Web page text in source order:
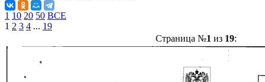
1 10 20 50 ВСЕ
1 2 3 4 ... 19
Страница №1 из 19: